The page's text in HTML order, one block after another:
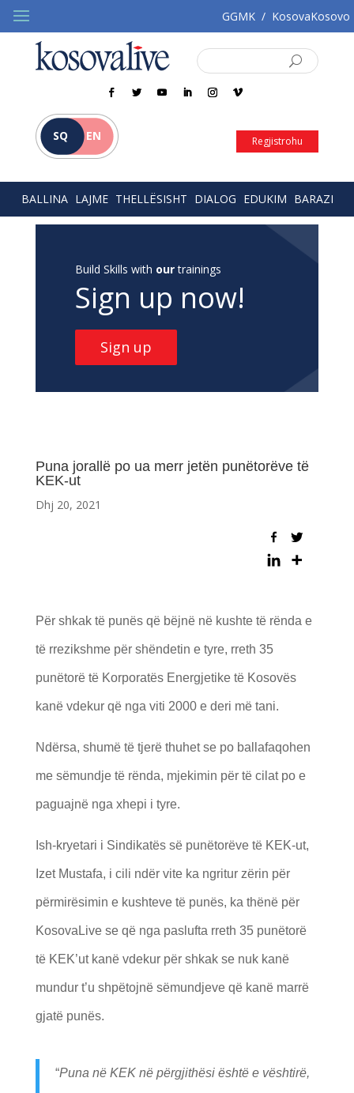
GGMK / KosovaKosovo
SQ EN Regjistrohu
BALLINA LAJME THELLËSISHT DIALOG EDUKIM BARAZI
Build Skills with ourtrainings
Sign up now!
Sign up
Puna jorallë po ua merr jetën punëtorëve të
KEK-ut
Dhj 20, 2021
Për shkak të punës që bëjnë në kushte të rënda e
të rrezikshme për shëndetin e tyre, rreth 35
punëtorë të Korporatës Energjetike të Kosovës
kanë vdekur që nga viti 2000 e deri më tani.
Ndërsa, shumë të tjerë thuhet se po ballafaqohen
me sëmundje të rënda, mjekimin për të cilat po e
paguajnë nga xhepi i tyre.
Ish-kryetari i Sindikatës së punëtorëve të KEK-ut,
Izet Mustafa, i cili ndër vite ka ngritur zërin për
përmirësimin e kushteve të punës, ka thënë për
KosovaLive se që nga paslufta rreth 35 punëtorë
të KEK’ut kanë vdekur për shkak se nuk kanë
mundur t’u shpëtojnë sëmundjeve që kanë marrë
gjatë punës.
“Puna në KEK në përgjithësi është e vështirë,